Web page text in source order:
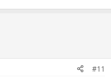
#11